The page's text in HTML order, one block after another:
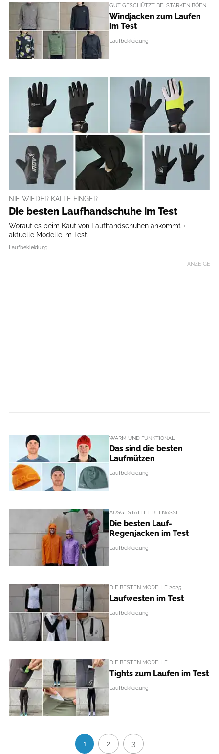
GUT GESCHÜTZT BEI STARKEN BÖEN
Windjacken zum Laufen
im Test
Laufbekleidung
NIE WIEDER KALTE FINGER
Die besten Laufhandschuhe im Test
Worauf es beim Kauf von Laufhandschuhen ankommt +
aktuelle Modelle im Test.
Laufbekleidung
ANZEIGE
WARM UND FUNKTIONAL
Das sind die besten
Laufmützen
Laufbekleidung
AUSGESTATTET BEI NÄSSE
Die besten Lauf-
Regenjacken im Test
Laufbekleidung
DIE BESTEN MODELLE 2025
Laufwesten im Test
Laufbekleidung
DIE BESTEN MODELLE
Tights zum Laufen im Test
Laufbekleidung
1 2 3